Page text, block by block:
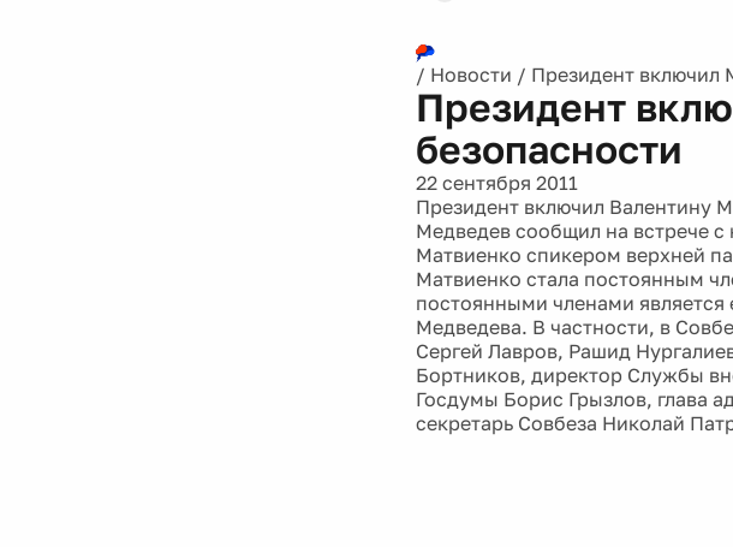
/ Новости / Президент включил
Президент
безопасности
22 сентября 2011
Президент включил Валентину
Медведев сообщил на встрече
Матвиенко спикером верхней
Матвиенко стала постоянным
постоянными членами является
Медведева. В частности, в
Сергей Лавров, Рашид
Бортников, директор Службы
Госдумы Борис Грызлов, глава
секретарь Совбеза Николай